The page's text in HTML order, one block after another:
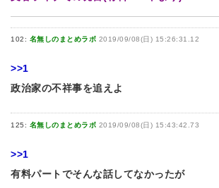
102: 名無しのまとめラボ 2019/09/08(日) 15:26:31.12
>>1
政治家の不祥事を追えよ
125: 名無しのまとめラボ 2019/09/08(日) 15:43:42.73
>>1
有料パートでそんな話してなかったが